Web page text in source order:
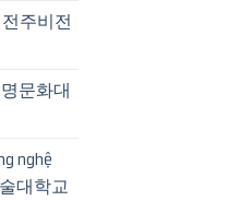
전주비전
문화대
nghệ
대학교